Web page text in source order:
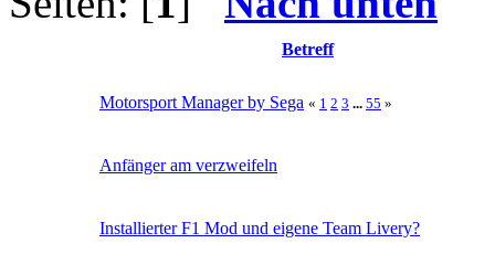
Betreff
Motorsport Manager by Sega « 1 2 3 ... 55 »
Anfänger am verzweifeln
Installierter F1 Mod und eigene Team Livery?